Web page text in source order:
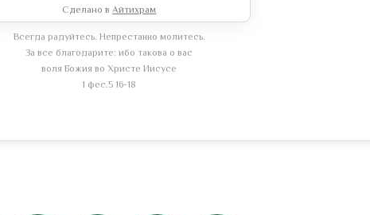
Сделано вАйтихрам
Всегда радуйтесь. Непрестанно молитесь.
За все благодарите: ибо такова о вас
воля Божия во Христе Иисусе
1 фес.5 16-18